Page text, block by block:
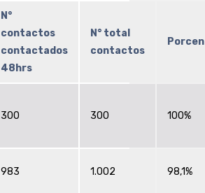
N°
contactos
contactados
48hrs
N° total
contactos
300 300 100%
983 1.002 98,1%